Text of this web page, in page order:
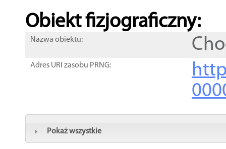
Obiekt fizjograficzny:
Nazwa obiektu:
Adres URI zasobu PRNG:
Pokaż wszystkie